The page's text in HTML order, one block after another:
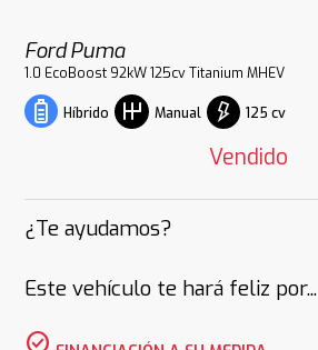
Ford Puma
1.0 EcoBoost 92kW 125cv Titanium MHEV
Híbrido Manual 125 cv
Vendido
¿Te ayudamos?
Este vehículo te hará feliz por...
check_circle